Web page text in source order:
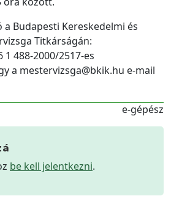
Budapesti Kereskedelmi és
Titkárságán:
1 488-2000/2517-es
a mestervizsga@bkik.hu e-mail
e-gépész
be kell jelentkezni.